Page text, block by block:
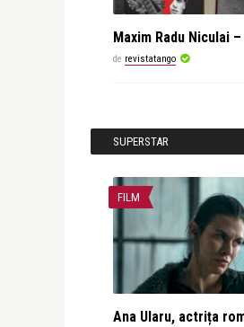
Maxim Radu Niculai
de revistatango
SUPERSTAR
FILM
Ana Ularu, actrița